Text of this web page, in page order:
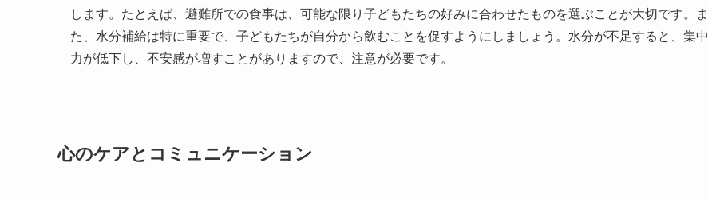
します。たとえば、避難所での食事は、可能な限り子どもたちの好みに合わせたものを選ぶことが大切です。ま
た、水分補給は特に重要で、子どもたちが自分から飲むことを促すようにしましょう。水分が不足すると、集中
力が低下し、不安感が増すことがありますので、注意が必要です。
心のケアとコミュニケーション